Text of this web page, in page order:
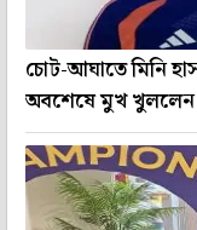
চোট-আঘাতে মিনি
অবশেষে মুখ খুললেন